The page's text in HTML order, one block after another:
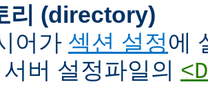
리 (directory)
어가 섹션 설정에
서버 설정파일의